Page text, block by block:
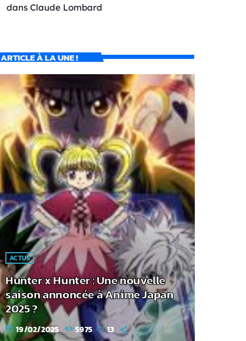
dans Claude Lombard
ARTICLE À LA UNE !
ACTUS
Hunter x Hunter : Une nouvelle
saison annoncée à Anime Japan
2025 ?
today 19/02/2025 5975 13